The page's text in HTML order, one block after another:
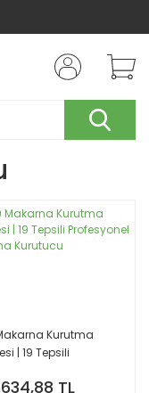
Kurutma
| 19 Tepsili
TL